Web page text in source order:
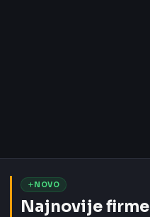
NOVO
Najnovije firme